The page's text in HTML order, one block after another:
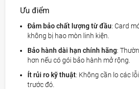
Ưu điểm
Đảm bảo chất lượng từ đầu: Card
không bị hao mòn linh kiện.
Bảo hành dài hạn chính hãng:
hơn nếu có gói bảo hành mở rộng.
Ít rủi ro kỹ thuật: Không cần lo các
trước đó.